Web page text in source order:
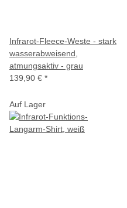
Infrarot-Fleece-Weste - stark
wasserabweisend,
atmungsaktiv - grau
139,90 € *
Auf Lager